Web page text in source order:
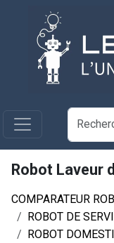
Aller au contenu
Robot Laveur
COMPARATEUR
ROBOT DE
ROBOT
Panneau de gestion